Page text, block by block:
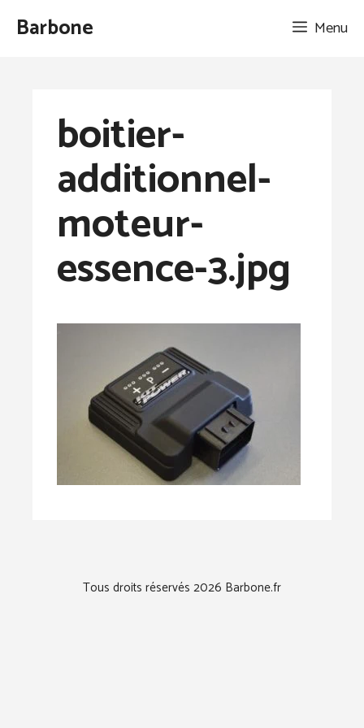
AllerBarbone Menu
boitier-
additionnel-
moteur-
essence-3.jpg
Tous droits réservés 2026 Barbone.fr